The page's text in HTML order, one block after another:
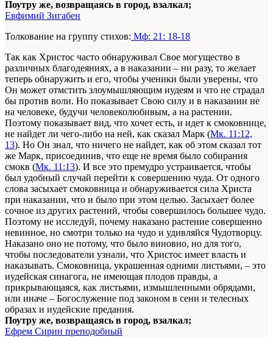
Поутру же, возвращаясь в город, взалкал;
Евфимий Зигабен
Толкование на группу стихов: Мф: 21: 18-18
Так как Христос часто обнаруживал Свое могущество в
различных благодеяниях, а в наказании – ни разу, то желает
теперь обнаружить и его, чтобы ученики были уверены, что
Он может отмстить злоумышляющим иудеям и что не страдал
бы против воли. Но показывает Свою силу и в наказании не
на человеке, будучи человеколюбивым, а на растении.
Поэтому показывает вид, что хочет есть, и идет к смоковнице,
не найдет ли чего-либо на ней, как сказал Марк (Мк. 11:12,
13). Но Он знал, что ничего не найдет, как об этом сказал тот
же Марк, присоединив, что еще не время было собирания
смокв (Мк. 11:13). И все это премудро устраивается, чтобы
был удобный случай перейти к совершению чуда. От одного
слова засыхает смоковница и обнаруживается сила Христа
при наказании, что и было при этом целью. Засыхает более
сочное из других растений, чтобы совершилось большее чудо.
Поэтому не исследуй, почему наказано растение совершенно
невинное, но смотри только на чудо и удивляйся Чудотворцу.
Наказано оно не потому, что было виновно, но для того,
чтобы последователи узнали, что Христос имеет власть и
наказывать. Смоковница, украшенная одними листьями, – это
иудейская синагога, не имеющая плодов правды, а
прикрывающаяся, как листьями, измышленными обрядами,
или иначе – Богослужение под законом в сени и телесных
образах и иудейские предания.
Поутру же, возвращаясь в город, взалкал;
Ефрем Сирин преподобный